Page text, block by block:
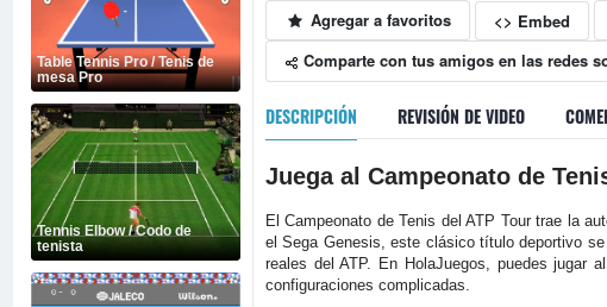
Table Tennis Pro / Tenis de
mesa Pro
Tennis Elbow / Codo de
tenista
Agregar a favoritos <> Embed
Comparte con tus amigos en las redes
DESCRIPCIÓN REVISIÓN DE VIDEO
Juega al Campeonato de
El Campeonato de Tenis del ATP Tour trae la
el Sega Genesis, este clásico título deportivo
reales del ATP. En HolaJuegos, puedes jugar
configuraciones complicadas.